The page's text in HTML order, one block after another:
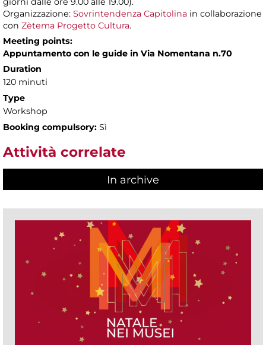
Organizzazione: Sovrintendenza Capitolina in collaborazione
con Zètema Progetto Cultura.
Meeting points:
Appuntamento con le guide in Via Nomentana n.70
Duration
120 minuti
Type
Workshop
Booking compulsory: Sì
Attività correlate
In archive